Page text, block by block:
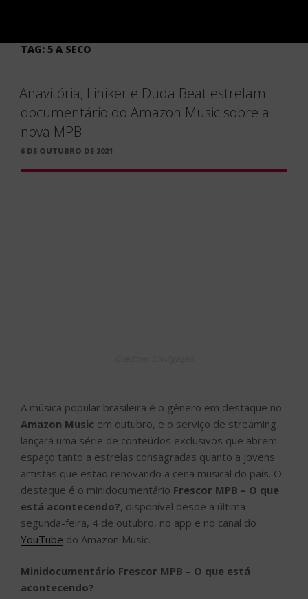
TAG: 5 A SECO
Anavitória, Liniker e Duda Beat estrelam
documentário do Amazon Music sobre a
nova MPB
PUBLICADO
6 DE OUTUBRO DE 2021
A música popular brasileira é o gênero em destaque no
Amazon Music em outubro, e o serviço de streaming
lançará uma série de conteúdos exclusivos que abrem
espaço tanto a estrelas consagradas quanto a jovens
artistas que estão renovando a cena musical do país. O
destaque é o minidocumentário Frescor MPB – O que
está acontecendo?, disponível desde a última
segunda-feira, 4 de outubro, no app e no canal do
YouTube do Amazon Music.
Minidocumentário Frescor MPB – O que está
acontecendo?